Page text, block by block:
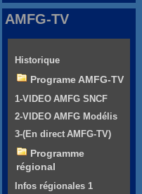
AMFG-TV
Historique
Programe AMFG-TV
1-VIDEO AMFG SNCF
2-VIDEO AMFG Modélis
3-(En direct AMFG-TV)
Programme
régional
Infos régionales 1